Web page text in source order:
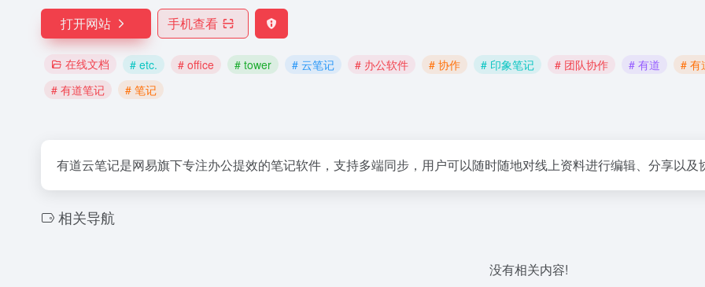
打开网站 手机查看
在线文档 # etc. # office # tower # 云笔记 # 办公软件 # 协作 # 印象笔记 # 团队协作 # 有道
# 有
# 有道笔记
# 笔记
有道云笔记是网易旗下专注办公提效的笔记软件，支持多端同步，用户可以随时随地对线上资料进行编辑、分享以及
相关导航
没有相关内容!